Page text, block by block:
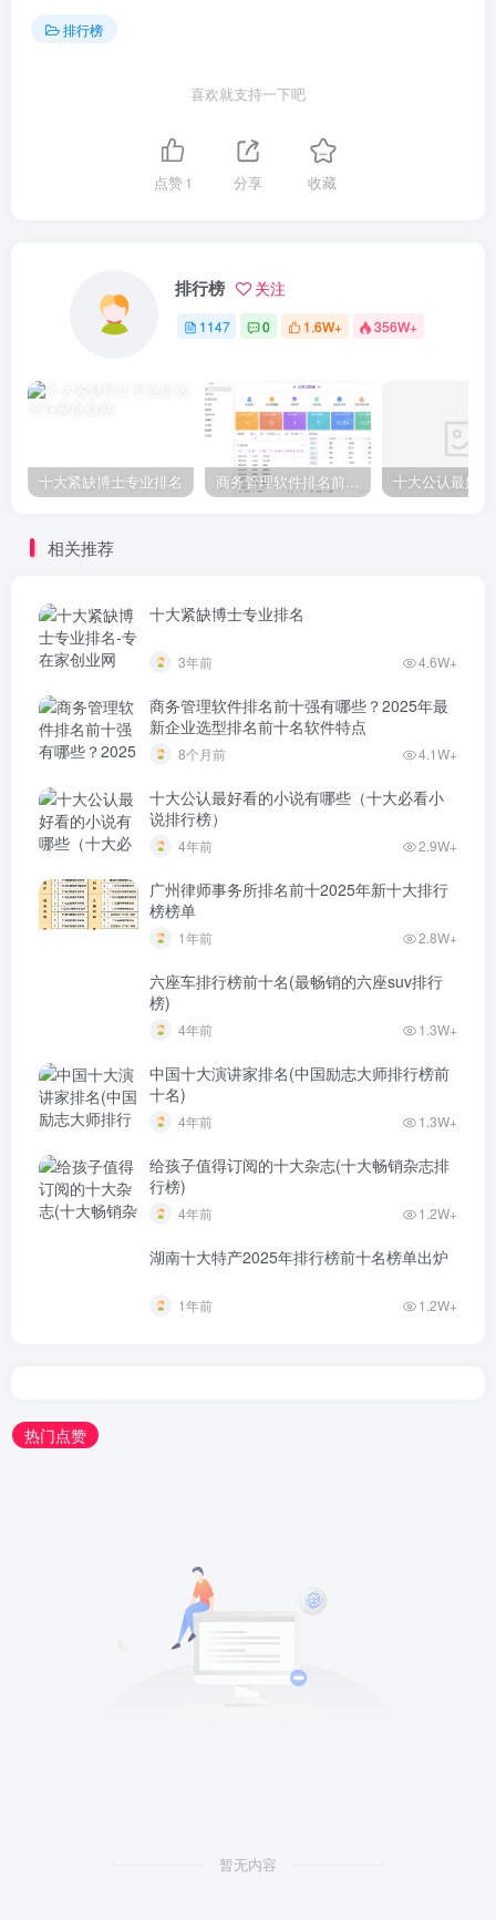
排行榜
喜欢就支持一下吧
点赞1 分享 收藏
排行榜 关注
1147 0 1.6W+ 356W+
十大紧缺博士专业排名 商务管理软件排名前十强有哪些？2025年最新企业选型排名前十名软件特点
相关推荐
十大紧缺博士专业排名
3年前 4.6W+
商务管理软件排名前十强有哪些？2025年最
新企业选型排名前十名软件特点
8个月前 4.1W+
十大公认最好看的小说有哪些（十大必看小
说排行榜）
4年前 2.9W+
广州律师事务所排名前十2025年新十大排行
榜榜单
1年前 2.8W+
六座车排行榜前十名(最畅销的六座suv排行
榜)
4年前 1.3W+
中国十大演讲家排名(中国励志大师排行榜前
十名)
4年前 1.3W+
给孩子值得订阅的十大杂志(十大畅销杂志排
行榜)
4年前 1.2W+
湖南十大特产2025年排行榜前十名榜单出炉
1年前 1.2W+
热门点赞
暂无内容